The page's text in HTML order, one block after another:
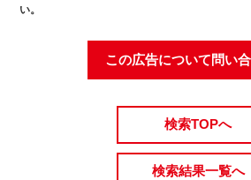
い。
この広告について問い
検索TOPへ
検索結果一覧へ